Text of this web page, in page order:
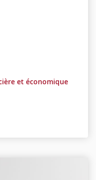
et économique